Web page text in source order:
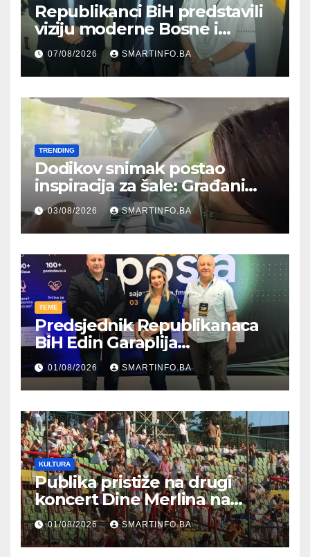
Republikanci BiH predstavili
viziju moderne Bosne i
Hercegovine ambasadoru
Njemačke
07/08/2026 SMARTINFO.BA
TRENDING
Dodikov snimak postao
inspiracija za šale: Građani
kroz parodiju poslali poruku
03/08/2026 SMARTINFO.BA
TEME
Predsjednik Republikanaca
BiH Edin Garaplija
prisustvovao prezentaciji
Federalnog sajma
zapošljavanja
01/08/2026 SMARTINFO.BA
KULTURA
Publika pristiže na drugi
koncert Dine Merlina na
Koševu
01/08/2026 SMARTINFO.BA